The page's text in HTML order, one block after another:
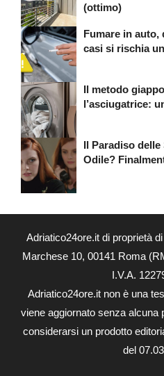
(ottimo)
Fumare in auto,
casi si rischia
Il metodo
l’asciugatrice:
Il Paradiso
Odile?
Adriatico24ore.it di proprietà
Marchese 10, 00141 Roma
I.V.A.
Adriatico24ore.it non è una
viene aggiornato senza alcuna
considerarsi un prodotto
del